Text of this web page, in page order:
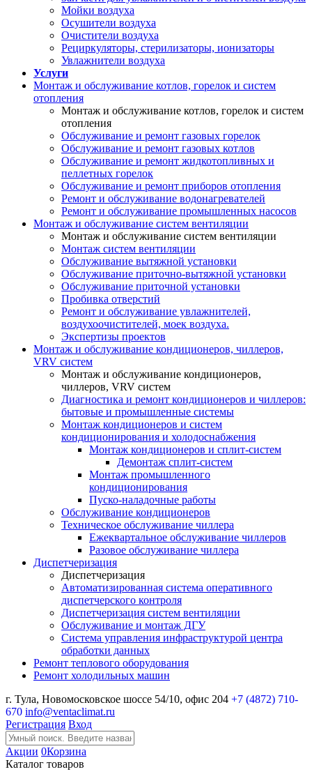
Мойки воздуха
Осушители воздуха
Очистители воздуха
Рециркуляторы, стерилизаторы, ионизаторы
Увлажнители воздуха
Услуги
Монтаж и обслуживание котлов, горелок и систем
отопления
Монтаж и обслуживание котлов, горелок и систем
отопления
Обслуживание и ремонт газовых горелок
Обслуживание и ремонт газовых котлов
Обслуживание и ремонт жидкотопливных и
пеллетных горелок
Обслуживание и ремонт приборов отопления
Ремонт и обслуживание водонагревателей
Ремонт и обслуживание промышленных насосов
Монтаж и обслуживание систем вентиляции
Монтаж и обслуживание систем вентиляции
Монтаж систем вентиляции
Обслуживание вытяжной установки
Обслуживание приточно-вытяжной установки
Обслуживание приточной установки
Пробивка отверстий
Ремонт и обслуживание увлажнителей,
воздухоочистителей, моек воздуха.
Экспертизы проектов
Монтаж и обслуживание кондиционеров, чиллеров,
VRV систем
Монтаж и обслуживание кондиционеров,
чиллеров, VRV систем
Диагностика и ремонт кондиционеров и чиллеров:
бытовые и промышленные системы
Монтаж кондиционеров и систем
кондиционирования и холодоснабжения
Монтаж кондиционеров и сплит-систем
Демонтаж сплит-систем
Монтаж промышленного
кондиционирования
Пуско-наладочные работы
Обслуживание кондиционеров
Техническое обслуживание чиллера
Ежеквартальное обслуживание чиллеров
Разовое обслуживание чиллера
Диспетчеризация
Диспетчеризация
Автоматизированная система оперативного
диспетчерского контроля
Диспетчеризация систем вентиляции
Обслуживание и монтаж ДГУ
Система управления инфраструктурой центра
обработки данных
Ремонт теплового оборудования
Ремонт холодильных машин
г. Тула, Новомосковское шоссе 54/10, офис 204 +7 (4872) 710-
670 info@ventaclimat.ru
Регистрация Вход
Акции 0Корзина
Каталог товаров